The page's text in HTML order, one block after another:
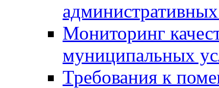
Мониторинг
муниципальных
Требования к